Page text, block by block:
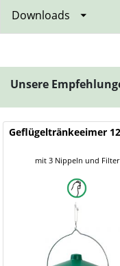
Downloads
Unsere
Geflügeltränkeeimer
mit 3 Nippeln und Filter